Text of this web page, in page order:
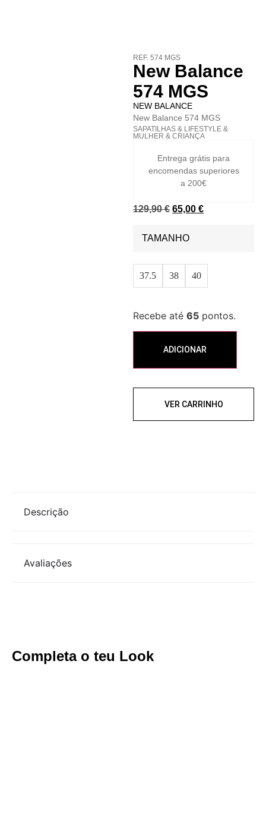
REF. 574 MGS
New Balance
574 MGS
NEW BALANCE
New Balance 574 MGS
SAPATILHAS & LIFESTYLE &
MULHER & CRIANÇA
Entrega grátis para
encomendas superiores
a 200€
129,90€ 65,00 €
TAMANHO
37.5 38 40
Recebe até 65 pontos.
ADICIONAR
VER CARRINHO
Descrição
Avaliações
Completa o teu Look